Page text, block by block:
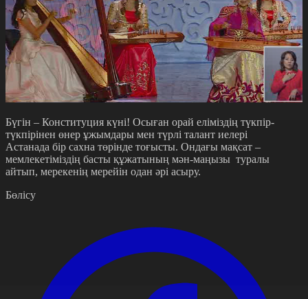
Бүгін – Конституция күні! Осыған орай еліміздің түкпір-
түкпірінен өнер ұжымдары мен түрлі талант иелері
Астанада бір сахна төрінде тоғысты. Ондағы мақсат –
мемлекетіміздің басты құжатының мән-маңызы туралы
айтып, мерекенің мерейін одан әрі асыру.
Бөлісу